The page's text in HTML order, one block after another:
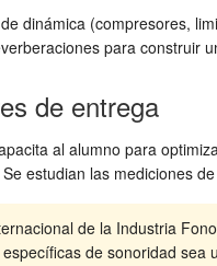
dinámica (compresores,
para construir
de entrega
al alumno para
estudian las mediciones
de la Industria
de sonoridad